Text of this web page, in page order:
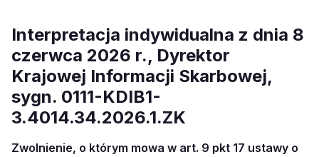
Interpretacja indywidualna z dnia 8
czerwca 2026 r., Dyrektor
Krajowej Informacji Skarbowej,
sygn. 0111-KDIB1-
3.4014.34.2026.1.ZK
Zwolnienie, o którym mowa w art. 9 pkt 17 ustawy o